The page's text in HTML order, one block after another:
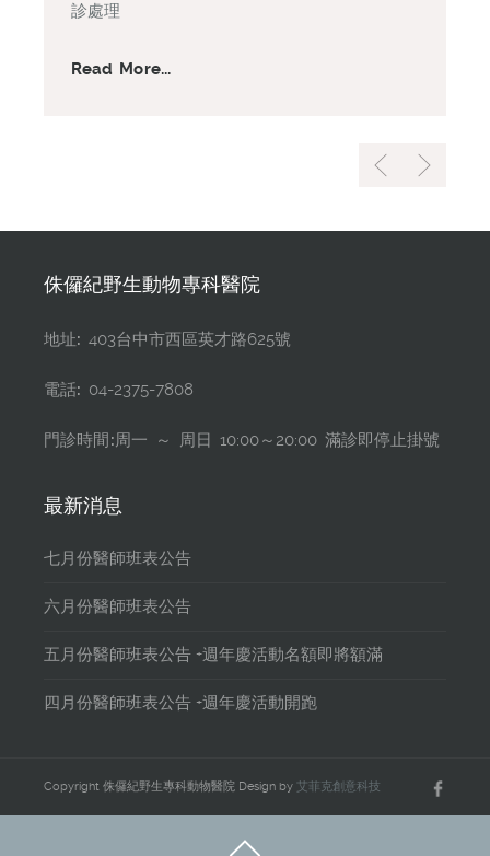
診處理
Read More...
侏儸紀野生動物專科醫院
地址: 403台中市西區英才路625號
電話: 04-2375-7808
門診時間:周一 ～ 周日 10:00～20:00 滿診即停止掛號
最新消息
七月份醫師班表公告
六月份醫師班表公告
五月份醫師班表公告 +週年慶活動名額即將額滿
四月份醫師班表公告 +週年慶活動開跑
Copyright 侏儸紀野生專科動物醫院 Design by 艾菲克創意科技